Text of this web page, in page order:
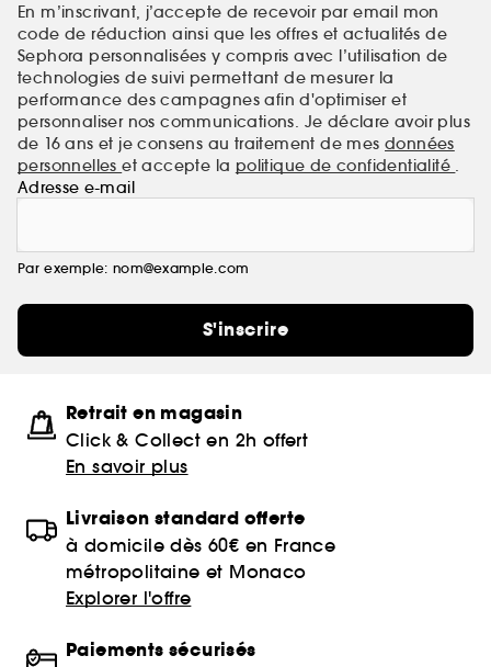
En m’inscrivant, j’accepte de recevoir par email mon
code de réduction ainsi que les offres et actualités de
Sephora personnalisées y compris avec l’utilisation de
technologies de suivi permettant de mesurer la
performance des campagnes afin d'optimiser et
personnaliser nos communications. Je déclare avoir plus
de 16 ans et je consens au traitement de mes données
personnelleset accepte la politique de confidentialité .
Adresse e-mail
Par exemple: nom@example.com
S'inscrire
Retrait en magasin
Click & Collect en 2h offert
En savoir plus
Livraison standard offerte
à domicile dès 60€ en France
métropolitaine et Monaco
Explorer l'offre
Paiements sécurisés